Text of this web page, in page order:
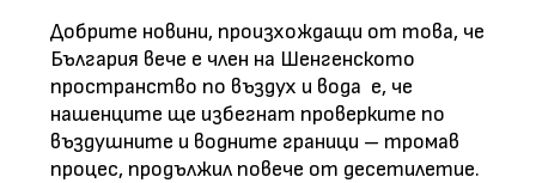
Добрите новини, произхождащи от това, че
България вече е член на Шенгенското
пространство по въздух и вода е, че
нашенците ще избегнат проверките по
въздушните и водните граници – тромав
процес, продължил повече от десетилетие.